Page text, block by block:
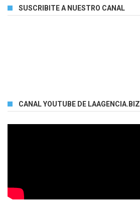
SUSCRIBITE A NUESTRO CANAL
CANAL YOUTUBE DE LAAGENCIA.BIZ